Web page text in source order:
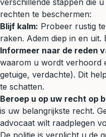
rechten te beschermen:
Blijf kalm: Probeer rustig
raken. Adem diep in en uit.
Informeer naar de reden
waarom u wordt verhoord
getuige, verdachte). Dit
te schatten.
Beroep u op uw recht op
is uw belangrijkste recht.
advocaat wilt raadplegen
De politie is verplicht u de